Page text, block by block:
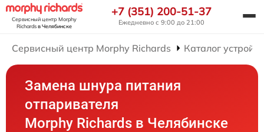
Сервисный центр Morphy
Richardsв Челябинске
+7 (351) 200-51-37
Ежедневно с 9:00 до 21:00
Сервисный центр Morphy Richards Каталог
Замена шнура питания
отпаривателя
Morphy Richards в Челябинске